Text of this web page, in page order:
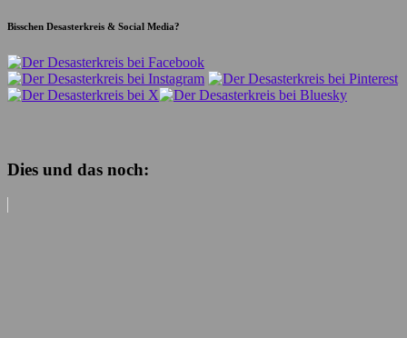
Bisschen Desasterkreis & Social Media?
Dies und das noch: